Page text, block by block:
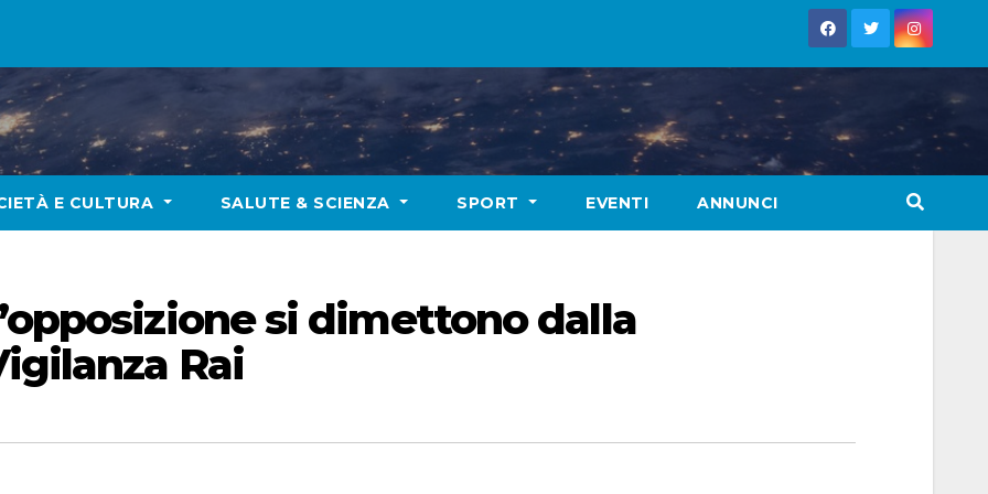
E CULTURA SALUTE & SCIENZA SPORT EVENTI ANNUNCI
si dimettono dalla
Rai